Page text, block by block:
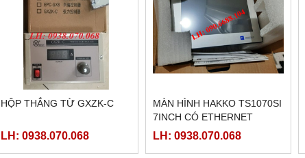
HỘP THẮNG TỪ GXZK-C
LH: 0938.070.068
MÀN HÌNH HAKKO TS1070SI
7INCH CÓ ETHERNET
LH: 0938.070.068